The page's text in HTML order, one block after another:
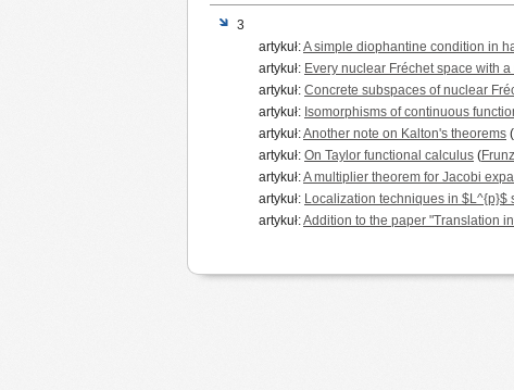
3
artykuł:A simple diophantine condition in
artykuł: Every nuclear Fréchet space with
artykuł: Concrete subspaces of nuclear
artykuł: Isomorphisms of continuous
artykuł:Another note on Kalton's theorems (
artykuł: On Taylor functional calculus (
artykuł:A multiplier theorem for Jacobi
artykuł: Localization techniques in $L^{p}$
artykuł:Addition to the paper "Translation